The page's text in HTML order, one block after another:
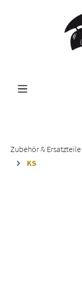
Zum Hauptinhalt
Zubehör & Ersatzteile
KS